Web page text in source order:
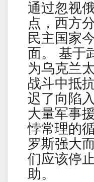
通过忽视
点，西方
民主国家
面。 基于
为乌克兰
战斗中抵
迟了向陷
大量军事
悖常理的
罗斯强大
们应该停
助。